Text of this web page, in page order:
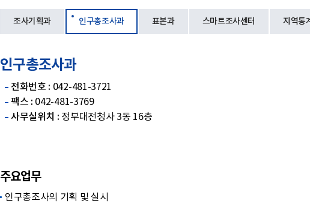
조사기획과 인구총조사과 표본과 스마트조사센터 지역통
인구총조사과
전화번호 : 042-481-3721
팩스 : 042-481-3769
사무실위치 : 정부대전청사 3동 16층
주요업무
인구총조사의 기획 및 실시